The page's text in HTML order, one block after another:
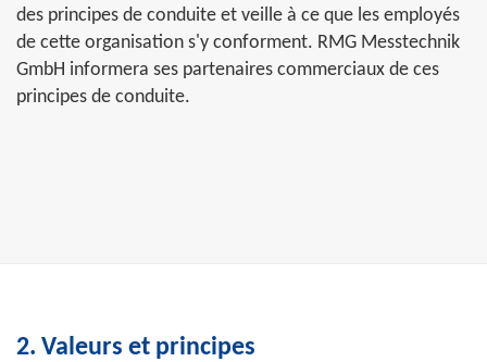
des principes de conduite et veille à ce que les employés
de cette organisation s'y conforment. RMG Messtechnik
GmbH informera ses partenaires commerciaux de ces
principes de conduite.
2. Valeurs et principes